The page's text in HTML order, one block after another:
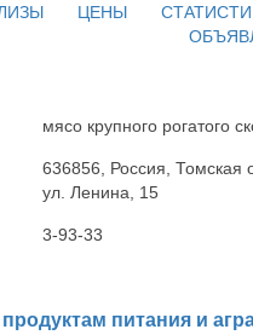
ЦЕНЫ
мясо крупного рогатого
636856, Россия, Томская
ул. Ленина, 15
3-93-33
питания и